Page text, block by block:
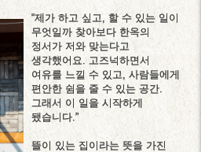
“제가 하고 싶고, 할 수 있는 일이
무엇일까 찾아보다 한옥의
정서가 저와 맞는다고
생각했어요. 고즈넉하면서
여유를 느낄 수 있고, 사람들에게
편안한 쉼을 줄 수 있는 공간.
그래서 이 일을 시작하게
됐습니다.”
뜰이 있는 집이라는 뜻을 가진